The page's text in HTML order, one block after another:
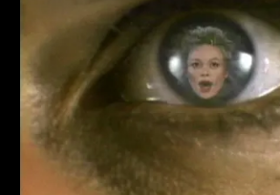
進一步篩選
關於M+藏品